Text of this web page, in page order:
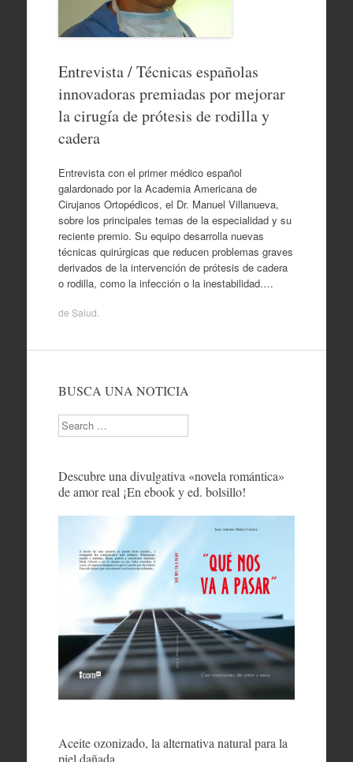
Entrevista / Técnicas españolas
innovadoras premiadas por mejorar
la cirugía de prótesis de rodilla y
cadera
Entrevista con el primer médico español
galardonado por la Academia Americana de
Cirujanos Ortopédicos, el Dr. Manuel Villanueva,
sobre los principales temas de la especialidad y su
reciente premio. Su equipo desarrolla nuevas
técnicas quirúrgicas que reducen problemas graves
derivados de la intervención de prótesis de cadera
o rodilla, como la infección o la inestabilidad.…
de Salud
BUSCA UNA NOTICIA
Search
Descubre una divulgativa «novela romántica»
de amor real ¡En ebook y ed. bolsillo!
Aceite ozonizado, la alternativa natural para la